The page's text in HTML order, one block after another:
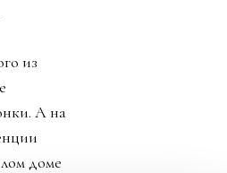
из
А на
доме